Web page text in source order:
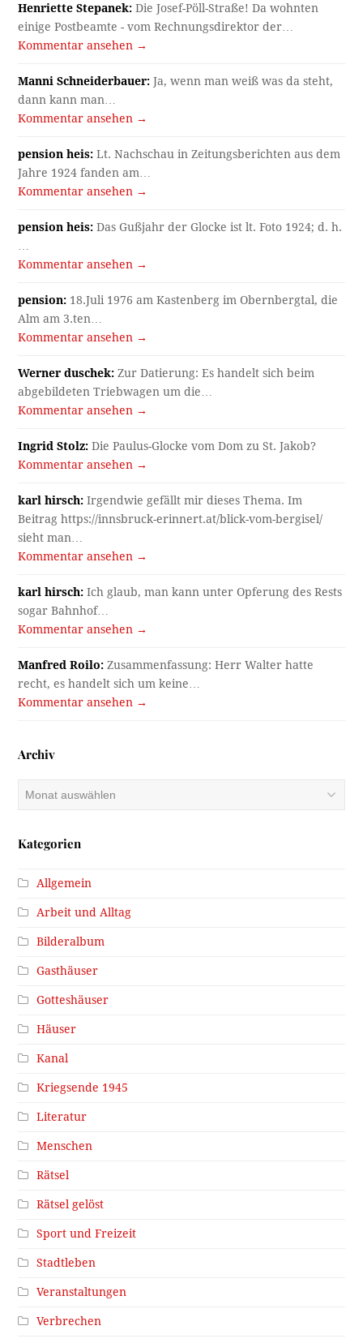
Henriette Stepanek: Die Josef-Pöll-Straße! Da wohnten
einige Postbeamte - vom Rechnungsdirektor der…
Kommentar ansehen →
Manni Schneiderbauer: Ja, wenn man weiß was da steht,
dann kann man…
Kommentar ansehen →
pension heis: Lt. Nachschau in Zeitungsberichten aus dem
Jahre 1924 fanden am…
Kommentar ansehen →
pension heis: Das Gußjahr der Glocke ist lt. Foto 1924; d. h.
Kommentar ansehen →
pension: 18.Juli 1976 am Kastenberg im Obernbergtal, die
Alm am 3.ten…
Kommentar ansehen →
Werner duschek: Zur Datierung: Es handelt sich beim
abgebildeten Triebwagen um die…
Kommentar ansehen →
Ingrid Stolz: Die Paulus-Glocke vom Dom zu St. Jakob?
Kommentar ansehen →
karl hirsch: Irgendwie gefällt mir dieses Thema. Im
Beitrag https://innsbruck-erinnert.at/blick-vom-bergisel/
sieht man…
Kommentar ansehen →
karl hirsch: Ich glaub, man kann unter Opferung des Rests
sogar Bahnhof…
Kommentar ansehen →
Manfred Roilo: Zusammenfassung: Herr Walter hatte
recht, es handelt sich um keine…
Kommentar ansehen →
Archiv
Kategorien
Allgemein
Arbeit und Alltag
Bilderalbum
Gasthäuser
Gotteshäuser
Häuser
Kanal
Kriegsende 1945
Literatur
Menschen
Rätsel
Rätsel gelöst
Sport und Freizeit
Stadtleben
Veranstaltungen
Verbrechen